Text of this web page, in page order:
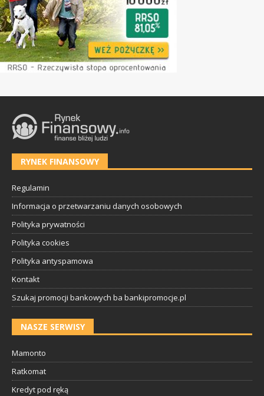
RYNEK FINANSOWY
Regulamin
Informacja o przetwarzaniu danych osobowych
Polityka prywatności
Polityka cookies
Polityka antyspamowa
Kontakt
Szukaj promocji bankowych ba bankipromocje.pl
NASZE SERWISY
Mamonto
Ratkomat
Kredyt pod ręką